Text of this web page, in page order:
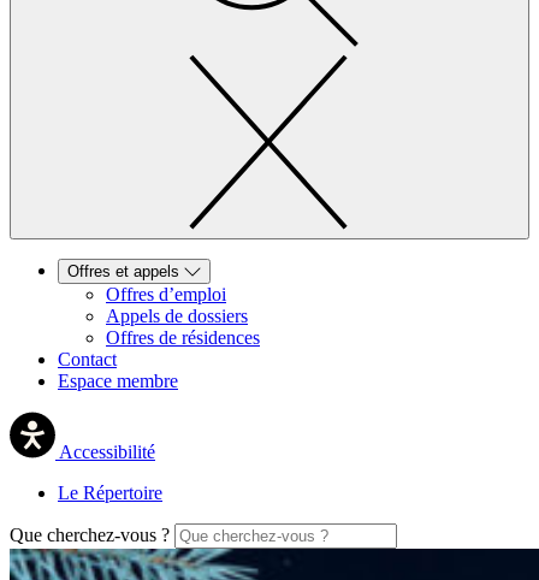
Offres et appels
Offres d’emploi
Appels de dossiers
Offres de résidences
Contact
Espace membre
Accessibilité
Le Répertoire
Que cherchez-vous ?